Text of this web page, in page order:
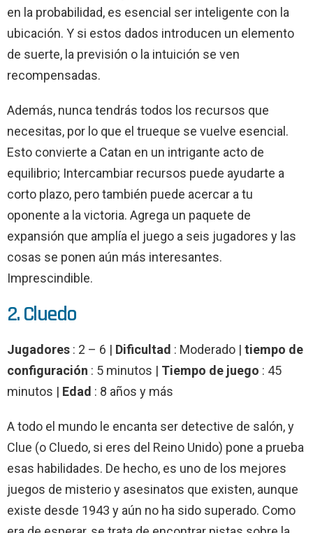
en la probabilidad, es esencial ser inteligente con la
ubicación. Y si estos dados introducen un elemento
de suerte, la previsión o la intuición se ven
recompensadas.
Además, nunca tendrás todos los recursos que
necesitas, por lo que el trueque se vuelve esencial.
Esto convierte a Catan en un intrigante acto de
equilibrio; Intercambiar recursos puede ayudarte a
corto plazo, pero también puede acercar a tu
oponente a la victoria. Agrega un paquete de
expansión que amplía el juego a seis jugadores y las
cosas se ponen aún más interesantes.
Imprescindible.
2. Cluedo
Jugadores : 2 – 6 | Dificultad : Moderado | tiempo de
configuración : 5 minutos | Tiempo de juego : 45
minutos | Edad : 8 años y más
A todo el mundo le encanta ser detective de salón, y
Clue (o Cluedo, si eres del Reino Unido) pone a prueba
esas habilidades. De hecho, es uno de los mejores
juegos de misterio y asesinatos que existen, aunque
existe desde 1943 y aún no ha sido superado. Como